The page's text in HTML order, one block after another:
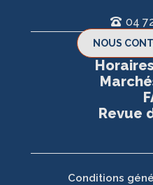
04
NOUS
Revue
Conditions